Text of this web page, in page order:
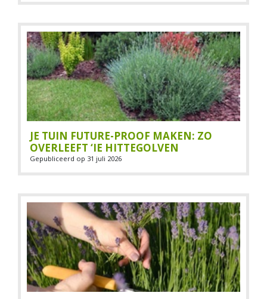
JE TUIN FUTURE-PROOF MAKEN: ZO
OVERLEEFT ‘IE HITTEGOLVEN
Gepubliceerd op 31 juli 2026